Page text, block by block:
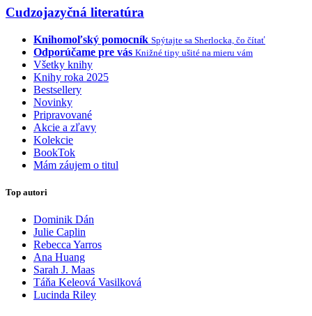
Cudzojazyčná literatúra
Knihomoľský pomocník Spýtajte sa Sherlocka, čo čítať
Odporúčame pre vás Knižné tipy ušité na mieru vám
Všetky knihy
Knihy roka 2025
Bestsellery
Novinky
Pripravované
Akcie a zľavy
Kolekcie
BookTok
Mám záujem o titul
Top autori
Dominik Dán
Julie Caplin
Rebecca Yarros
Ana Huang
Sarah J. Maas
Táňa Keleová Vasilková
Lucinda Riley